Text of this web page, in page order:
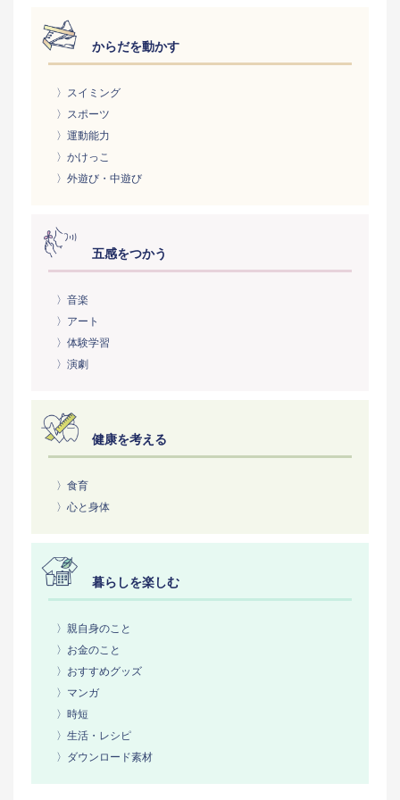
からだを動かす
〉スイミング
〉スポーツ
〉運動能力
〉かけっこ
〉外遊び・中遊び
五感をつかう
〉音楽
〉アート
〉体験学習
〉演劇
健康を考える
〉食育
〉心と身体
暮らしを楽しむ
〉親自身のこと
〉お金のこと
〉おすすめグッズ
〉マンガ
〉時短
〉生活・レシピ
〉ダウンロード素材